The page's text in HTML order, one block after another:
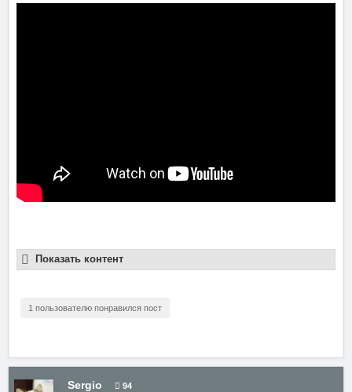
Показать контент
1 пользователю понравился пост
Sergio 94